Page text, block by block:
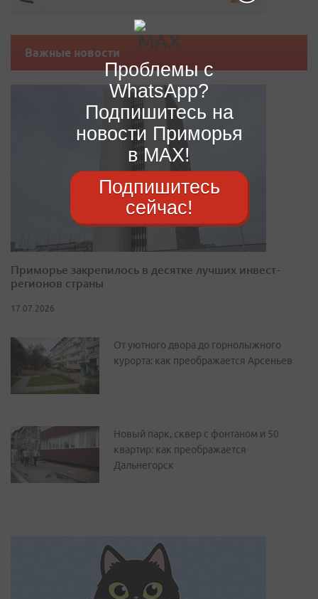
Важные новости
Приморье закрепилось в десятке лучших инвест-
регионов страны
17.07.2026
От уютного двора до горнолыжного
курорта: как преображается Арсеньев
Новый парк, сквер с фонтаном и 50
квартир: как преображается
Дальнегорск
Проблемы с
WhatsApp?
Подпишитесь на
новости Приморья
в MAX!
Подпишитесь
сейчас!